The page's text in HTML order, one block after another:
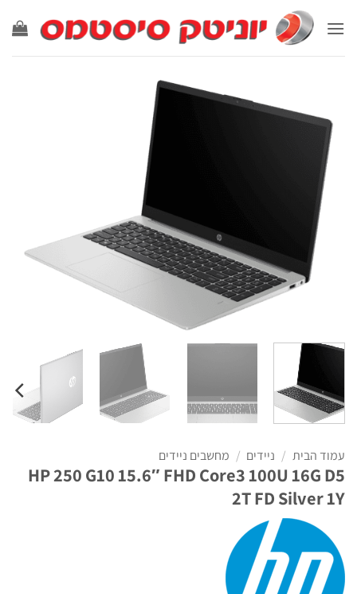
עמוד הבית / ניידים / מחשבים ניידים
HP 250 G10 15.6″ FHD Core3 100U 16G D5
2T FD Silver 1Y